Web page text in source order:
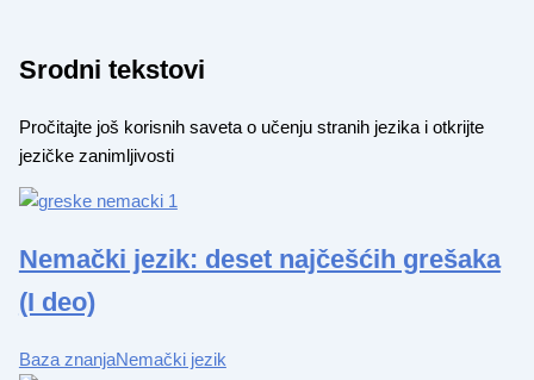
Srodni tekstovi
Pročitajte još korisnih saveta o učenju stranih jezika i otkrijte
jezičke zanimljivosti
Nemački jezik: deset najčešćih grešaka
(I deo)
Baza znanjaNemački jezik